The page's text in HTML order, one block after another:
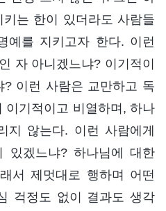
는 한이 있더라도 사람들
예를 지키고자 한다. 이런
자 아니겠느냐? 이기적이
이런 사람은 교만하고 독
이기적이고 비열하며, 하나
지 않는다. 이런 사람에게
있겠느냐? 하나님에 대한
서 제멋대로 행하며 어떤
걱정도 없이 결과도 생각